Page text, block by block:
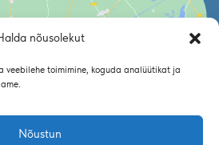
nõusolekut
veebilehe toimimine, koguda analüütikat ja
Nõustun
this content